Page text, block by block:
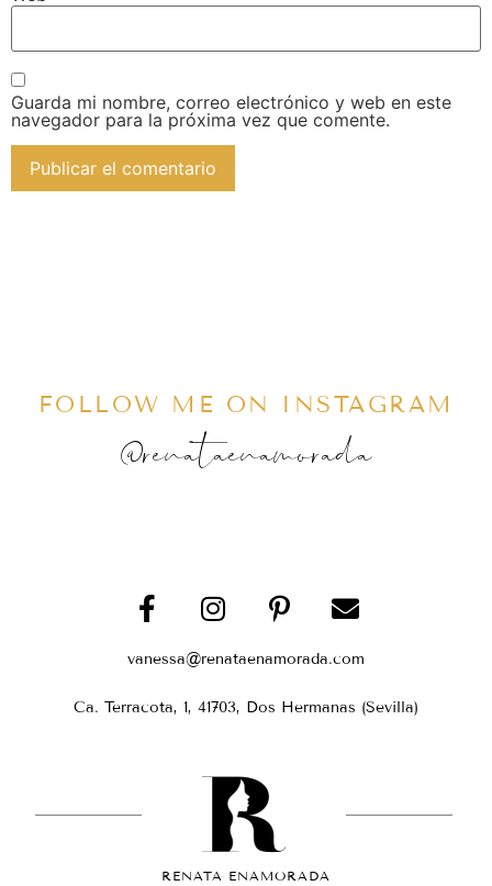
Guarda mi nombre, correo electrónico y web en este
navegador para la próxima vez que comente.
FOLLOW ME ON INSTAGRAM
@renataenamorada
vanessa@renataenamorada.com
Ca. Terracota, 1, 41703, Dos Hermanas (Sevilla)
RENATA ENAMORADA